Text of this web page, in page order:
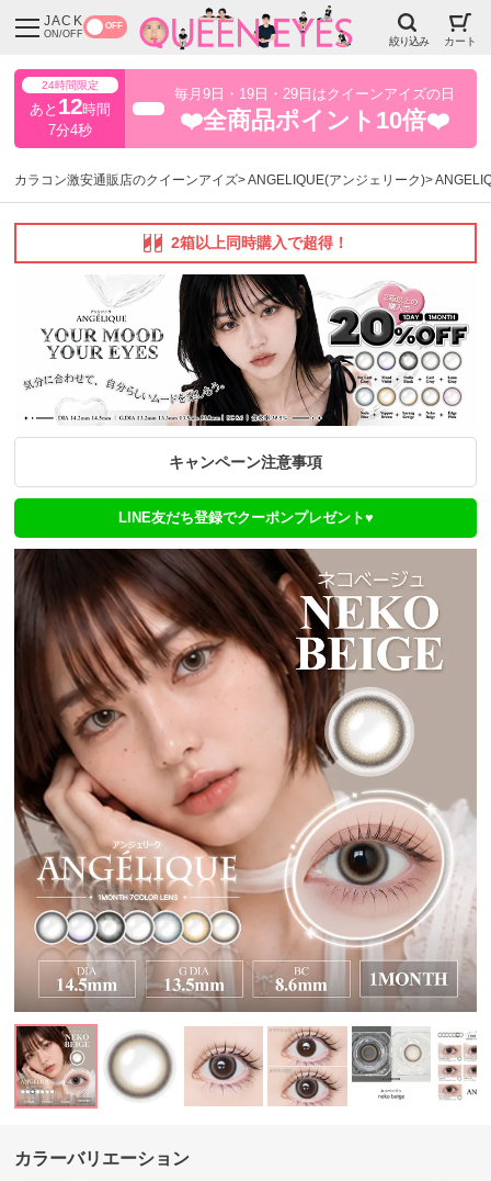
JACK
ON/OFF
OFF
絞り込み カート
24時間限定
あと 12時間
7分3秒
毎月9日・19日・29日はクイーンアイズの日
❤️全商品ポイント10倍❤️
カラコン激安通販店のクイーンアイズ ANGELIQUE(アンジェリーク)
2箱以上同時購入で超得！
キャンペーン注意事項
LINE友だち登録でクーポンプレゼント♥
カラーバリエーション